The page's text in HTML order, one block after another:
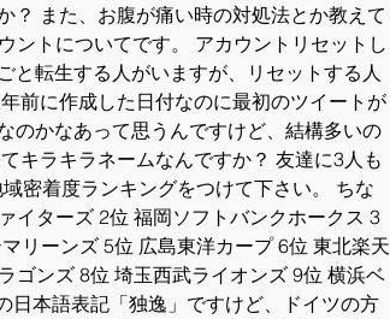
？ また、お腹が痛い時の対処法とか教えて
ントについてです。 アカウントリセットし
と転生する人がいますが、リセットする人
前に作成した日付なのに最初のツイートが
のかなあって思うんですけど、結構多いの
キラキラネームなんですか？ 友達に3人も
密着度ランキングをつけて下さい。 ちな
イターズ 2位 福岡ソフトバンクホークス 3
リーンズ 5位 広島東洋カープ 6位 東北楽天
ゴンズ 8位 埼玉西武ライオンズ 9位 横浜ベ
日本語表記「独逸」ですけど、ドイツの方